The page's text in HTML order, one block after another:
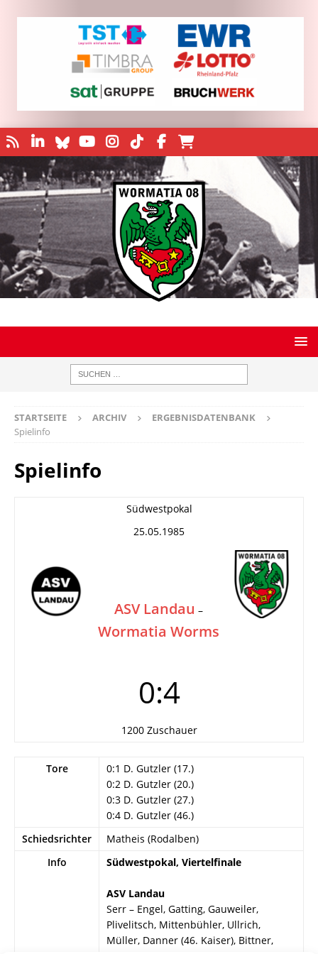
STARTSEITE ARCHIV
ERGEBNISDATENBANK
Spielinfo
Spielinfo
Südwestpokal
25.05.1985
ASV Landau –
Wormatia Worms
0:4
1200 Zuschauer
Tore
0:1 D. Gutzler (17.)
0:2 D. Gutzler (20.)
0:3 D. Gutzler (27.)
0:4 D. Gutzler (46.)
Schiedsrichter
Matheis (Rodalben)
Info
Südwestpokal, Viertelfinale
ASV Landau
Serr – Engel, Gatting, Gauweiler,
Plivelitsch, Mittenbühler, Ullrich,
Müller, Danner (46. Kaiser), Bittner,